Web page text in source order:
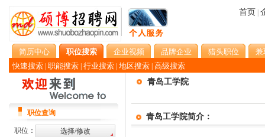
首页
简历中心 职位搜索 企业视频 品牌企业 猎头职位
兼
快速搜索 职能搜索 行业搜索 地区搜索 高级搜索
职位查询
职位：
青岛工学院
青岛工学院简介：